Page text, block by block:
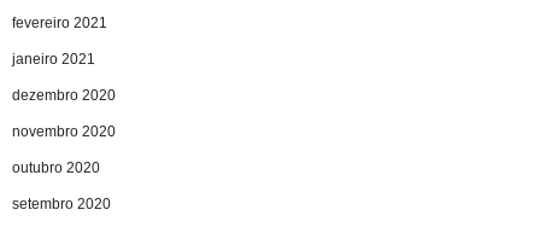
fevereiro 2021
janeiro 2021
dezembro 2020
novembro 2020
outubro 2020
setembro 2020